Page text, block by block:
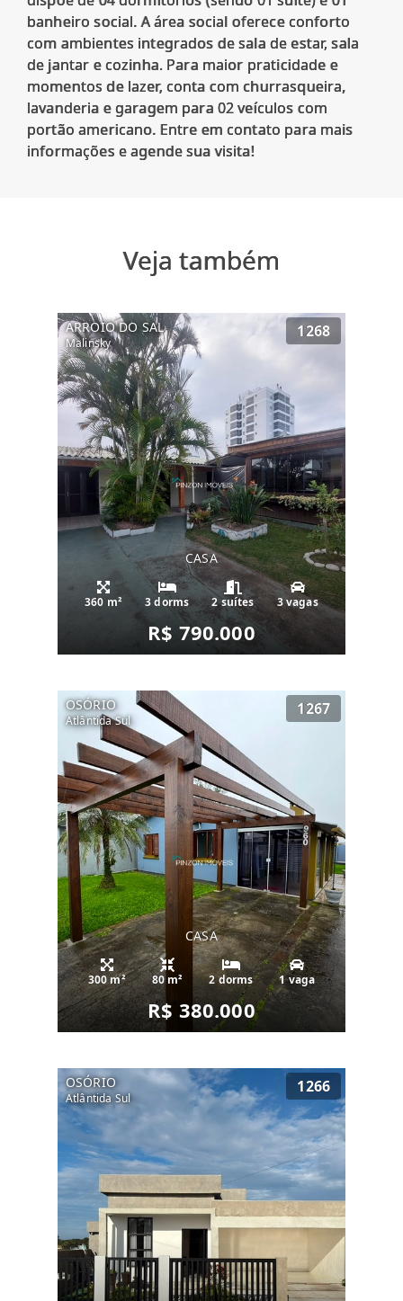
banheiro social. A área social oferece conforto
com ambientes integrados de sala de estar, sala
de jantar e cozinha. Para maior praticidade e
momentos de lazer, conta com churrasqueira,
lavanderia e garagem para 02 veículos com
portão americano. Entre em contato para mais
informações e agende sua visita!
Veja também
ARROIO DO SAL
Malinsky
1268
CASA
360 m² 3 dorms 2 suítes 3 vagas
R$ 790.000
OSÓRIO
Atlântida Sul
1267
CASA
300 m² 80 m² 2 dorms 1 vaga
R$ 380.000
OSÓRIO
Atlântida Sul
1266